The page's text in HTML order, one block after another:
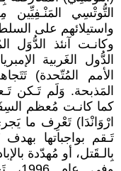
التُّوتْسِي المَنْـفِيِّين
واستيلائهم على
وكانـت آنئذ الدُّوَل
الدُّول الغَربية
الأمم المُتّحدة)
المَذبحة. وَلَم تَـكن
كما كانـت مُعظم
ارْوَانْدَا) تَعْرِف ما
تَـقم بواجباتها
بِالـقَتل، أو مُهدّدة